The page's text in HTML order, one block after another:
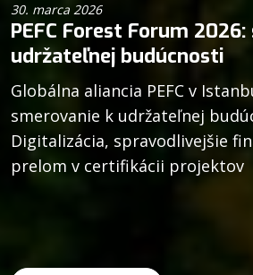
30. marca 2026
PEFC Forest Forum
udržateľnej budúcnosti
Globálna aliancia PEFC v
smerovanie k udržateľnej
Digitalizácia, spravodlivejšie
prelom v certifikácii projektov